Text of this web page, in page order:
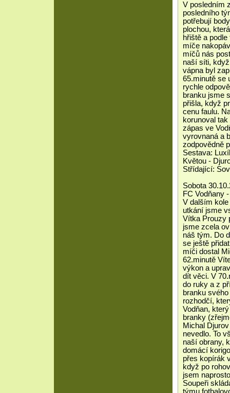
V posledním
posledního
potřebují
plochou,
hřiště a
míče
míčů nás
naší síti,
vápna byl
65.minutě se
rychle
branku jsme
přišla, když
cenu faulu.
korunoval
zápas ve
vyrovnaná a
zodpovědně
Sestava:
Květou -
Střídající:
Sobota
FC Vodňany
V dalším
utkání jsme
Vítka Prouzy
jsme zcela
náš tým. Do
se ještě
míči dostal
62.minutě
výkon a
dít věci. V
do ruky a z
branku
rozhodčí,
Vodňan,
branky
Michal
nevedlo. To
naší obrany,
domácí
přes kopírák
když po
jsem
Soupeři